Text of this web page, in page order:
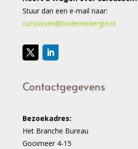
Stuur dan een e-mail naar:
cursussen@bodemenergie.nl
Contactgegevens
Bezoekadres:
Het Branche Bureau
Gooimeer 4-15